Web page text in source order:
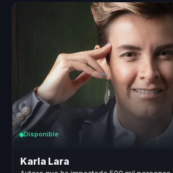
Disponible
Karla Lara